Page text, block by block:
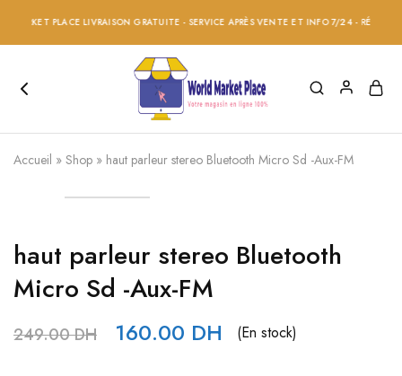
PLACE LIVRAISON GRATUITE - SERVICE APRÈS VENTE ET INFO 7/24 -
Accueil » Shop » haut parleur stereo Bluetooth Micro Sd -Aux-FM
haut parleur stereo Bluetooth
Micro Sd -Aux-FM
249.00DH 160.00 DH (En stock)